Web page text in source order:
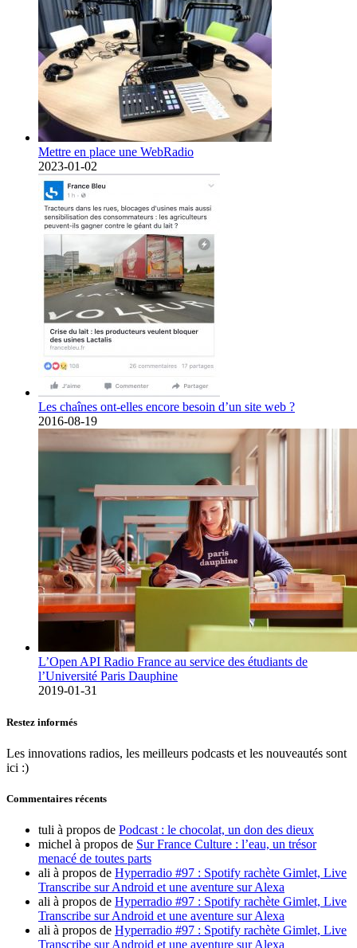
Mettre en place une WebRadio
2023-01-02
Les chaînes ont-elles encore besoin d’un site web ?
2016-08-19
L’Open API Radio France au service des étudiants de
l’Université Paris Dauphine
2019-01-31
Restez informés
Les innovations radios, les meilleurs podcasts et les nouveautés sont
ici :)
Commentaires récents
tuli à propos de Podcast : le chocolat, un don des dieux
michel à propos de Sur France Culture : l’eau, un trésor
menacé de toutes parts
ali à propos de Hyperradio #97 : Spotify rachète Gimlet, Live
Transcribe sur Android et une aventure sur Alexa
ali à propos de Hyperradio #97 : Spotify rachète Gimlet, Live
Transcribe sur Android et une aventure sur Alexa
ali à propos de Hyperradio #97 : Spotify rachète Gimlet, Live
Transcribe sur Android et une aventure sur Alexa